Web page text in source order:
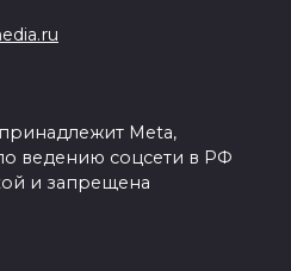
Meta,
ведению соцсети в РФ
и запрещена